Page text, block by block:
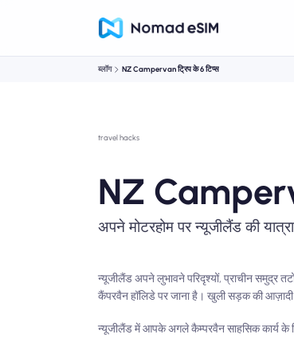
ब्लॉग NZ Campervan ट्रिप के 6 टिप्स
travel hacks
NZ
अपने मोटरहोम पर न्यूजीलैंड की
न्यूजीलैंड अपने लुभावने परिदृश्यों, प्राचीन समुद्र
कैंपरवैन हॉलिडे पर जाना है। खुली सड़क की
न्यूजीलैंड में आपके अगले कैम्परवैन साहसिक कार्य के